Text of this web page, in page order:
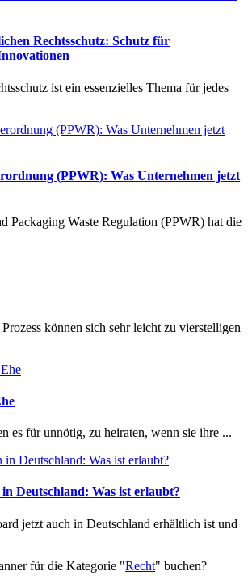
Rechtsschutz: Schutz für
ist ein essenzielles Thema für jedes
(PPWR): Was Unternehmen jetzt
Packaging Waste Regulation (PPWR) hat die
können sich sehr leicht zu vierstelligen
es für unnötig, zu heiraten, wenn sie ihre ...
Deutschland: Was ist erlaubt?
jetzt auch in Deutschland erhältlich ist und
für die Kategorie "Recht" buchen?